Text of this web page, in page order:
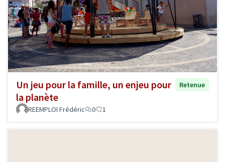
Un jeu pour la famille, un enjeu pour
la planète
Retenue
REEMPLOI Frédéric 0 1